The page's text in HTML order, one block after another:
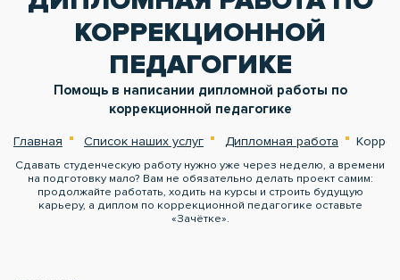
КОРРЕКЦИОННОЙ
ПЕДАГОГИКЕ
Помощь в написании дипломной работы по
коррекционной педагогике
Главная Список наших услуг Дипломная работа
Сдавать студенческую работу нужно уже через неделю, а времени
на подготовку мало? Вам не обязательно делать проект самим:
продолжайте работать, ходить на курсы и строить будущую
карьеру, а диплом по коррекционной педагогике оставьте
«Зачётке».